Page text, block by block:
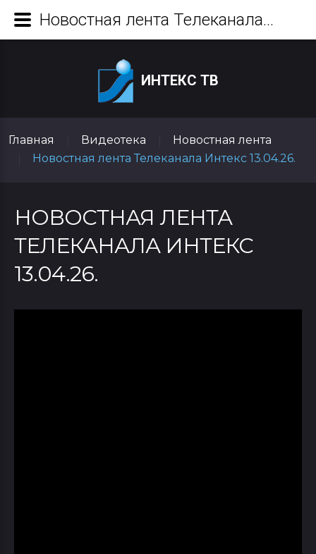
ИНТЕКС ТВ
Главная Видеотека
Новостная лента
Новостная лента Телеканала Интекс 13.04.26.
НОВОСТНАЯ ЛЕНТА
ТЕЛЕКАНАЛА ИНТЕКС
13.04.26.
Новостная лента Телеканала Интекс 13.04.26.